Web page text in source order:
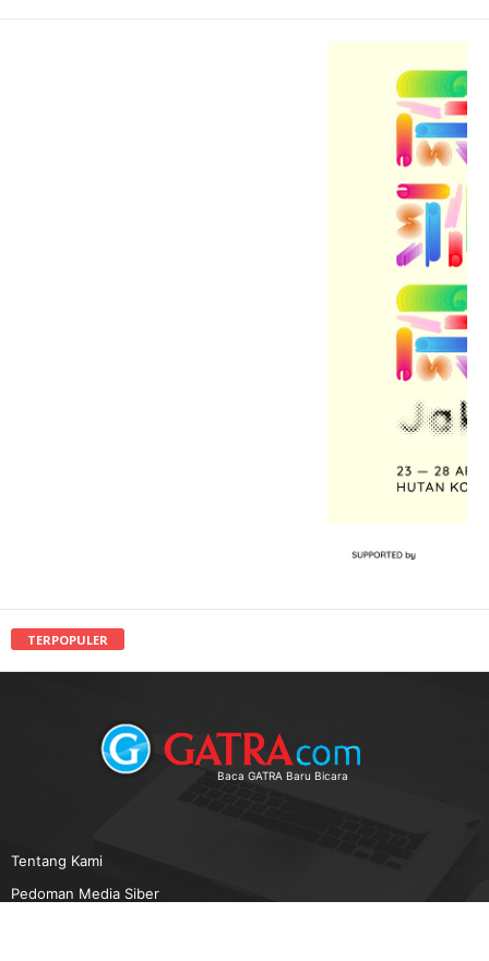
TERPOPULER
Baca GATRA Baru Bicara
Tentang Kami
Pedoman Media Siber